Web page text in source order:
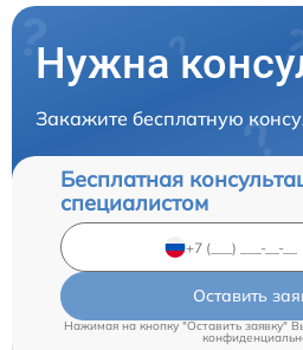
Нужна
Закажите бесплатную
Бесплатная
специалистом
Оставить
Нажимая на кнопку "Оставить заявку"